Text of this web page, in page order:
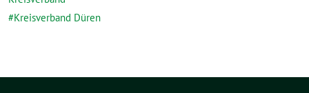
Kreisverband Düren